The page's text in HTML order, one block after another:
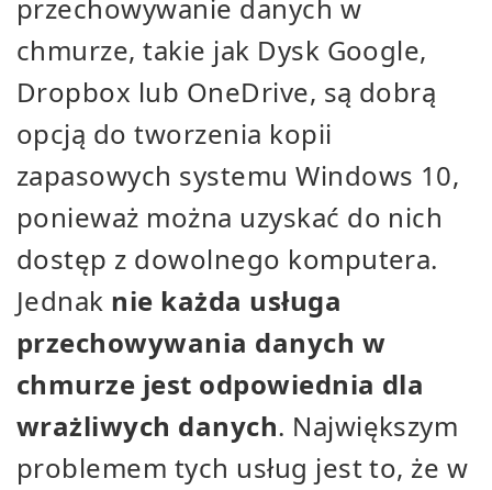
przechowywanie danych w
chmurze, takie jak Dysk Google,
Dropbox lub OneDrive, są dobrą
opcją do tworzenia kopii
zapasowych systemu Windows 10,
ponieważ można uzyskać do nich
dostęp z dowolnego komputera.
Jednak nie każda usługa
przechowywania danych w
chmurze jest odpowiednia dla
wrażliwych danych. Największym
problemem tych usług jest to, że w